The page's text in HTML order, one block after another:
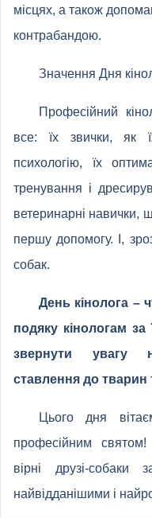
місцях, а також
контрабандою.
Значення Дня
Професійний
все: їх звички, як
психологію, їх
тренування і
ветеринарні навички,
першу допомогу. І,
собак.
День кінолога –
подяку кінологам
звернути увагу
ставлення до тварин
Цього дня
професійним
вірні друзі-собаки
найвідданішими і